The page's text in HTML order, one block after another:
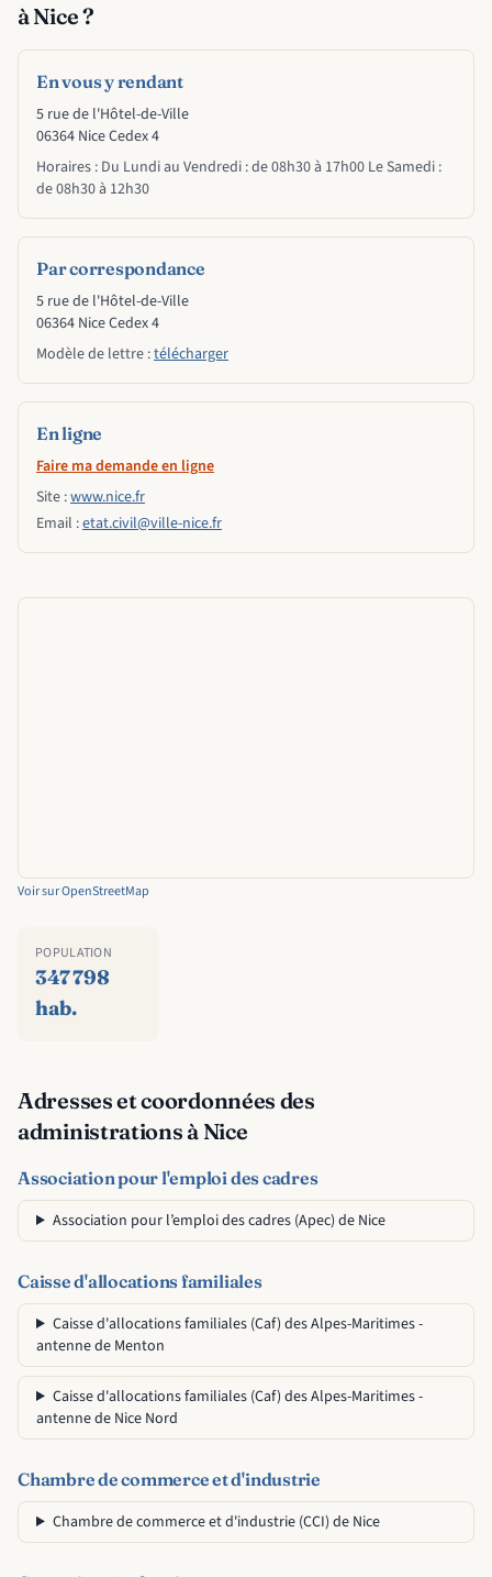
à Nice ?
En vous y rendant
5 rue de l'Hôtel-de-Ville
06364 Nice Cedex 4
Horaires : Du Lundi au Vendredi : de 08h30 à 17h00 Le Samedi :
de 08h30 à 12h30
Par correspondance
5 rue de l'Hôtel-de-Ville
06364 Nice Cedex 4
Modèle de lettre :télécharger
En ligne
Faire ma demande en ligne
Site :www.nice.fr
Email :etat.civil@ville-nice.fr
Voir sur OpenStreetMap
POPULATION
347 798
hab.
Adresses et coordonnées des
administrations à Nice
Association pour l'emploi des cadres
Association pour l’emploi des cadres (Apec) de Nice
Caisse d'allocations familiales
Caisse d'allocations familiales (Caf) des Alpes-Maritimes -
antenne de Menton
Caisse d'allocations familiales (Caf) des Alpes-Maritimes -
antenne de Nice Nord
Chambre de commerce et d'industrie
Chambre de commerce et d'industrie (CCI) de Nice